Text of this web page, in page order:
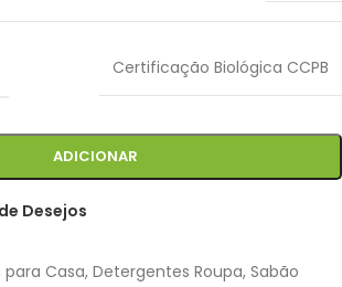
Certificação Biológica CCPB
ADICIONAR
Desejos
para Casa, Detergentes Roupa, Sabão